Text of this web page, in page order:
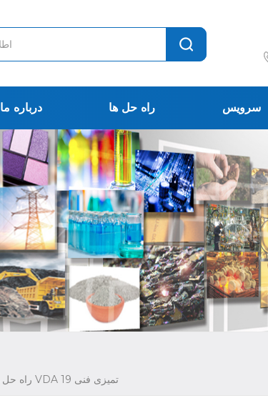
درباره ما راه حل ها سرویس
راه حل های تجزیه و تحلیل خودرو برای قطعات VDA 19 تمیزی فنی